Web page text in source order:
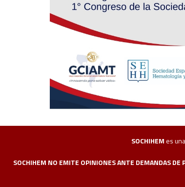
SOCHIHEMes
SOCHIHEM NO EMITE OPINIONES ANTE DEMANDAS DE